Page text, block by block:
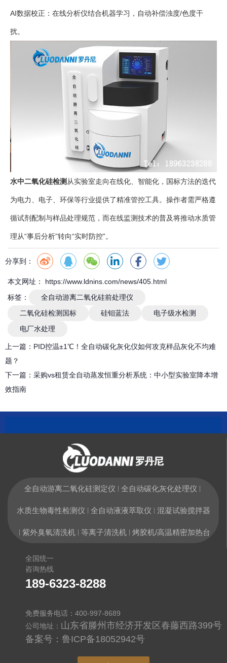
AI数据校正：在线分析仪结合机器学习，自动补偿浊度/色度干
扰。
水中二氧化硅检测 从实验室走向在线化、智能化，国标方法的迭代
为电力、电子、环保等行业提供了精准管控工具。操作者需严格遵
循试剂配制与样品处理规范，而在线监测技术的普及将推动水质管
理从“事后分析”转向“实时防控”。
分享到：
本文网址： https://www.ldnins.com/news/405.html
标签：
全自动游离二氧化硅前处理仪
二氧化硅检测国标
硅钼蓝法
电子级水检测
电厂水处理
上一篇： PID控温±1℃！全自动碳化灰化仪如何攻克样品灰化不均难
题？
下一篇： 采购vs租赁全自动蒸发恒重分析系统：中小型实验室降本增
效指南
全自动游离二氧化硅测定仪 全自动碳化灰化处理仪
水质生物毒性检测仪 全自动液液萃取仪 混凝试验搅拌器
紫外臭氧清洗机 等离子清洗机 烤胶机/高温精密加热台
全国统一
咨询热线
189-6323-8288
免费服务电话：400-997-8689
公司地址： 山东省滕州市经济开发区春藤西路399号
备案号： 鲁ICP备18052942号